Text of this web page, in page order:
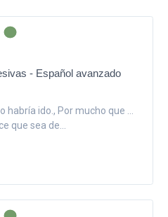
- Español avanzado
habría ido., Por mucho que ...
que sea de...